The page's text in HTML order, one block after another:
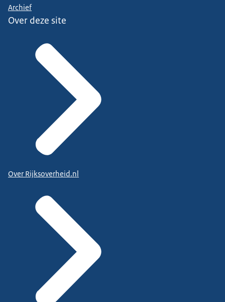
Archief
Over deze site
Over Rijksoverheid.nl